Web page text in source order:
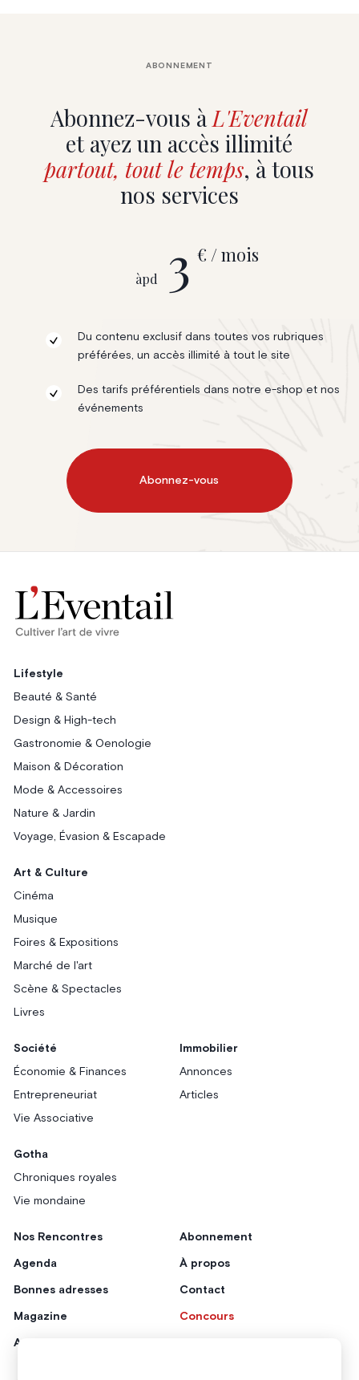
Abonnez-vous àL'Eventail
et ayez un accès illimité
partout, tout le temps, à tous
nos services
ABONNEMENT
àpd 3 € / mois
Du contenu exclusif dans toutes vos rubriques
préférées, un accès illimité à tout le site
Des tarifs préférentiels dans notre e-shop et nos
événements
Abonnez-vous
Lifestyle
Beauté & Santé
Design & High-tech
Gastronomie & Oenologie
Maison & Décoration
Mode & Accessoires
Nature & Jardin
Voyage, Évasion & Escapade
Art & Culture
Cinéma
Musique
Foires & Expositions
Marché de l'art
Scène & Spectacles
Livres
Société
Économie & Finances
Entrepreneuriat
Vie Associative
Immobilier
Annonces
Articles
Gotha
Chroniques royales
Vie mondaine
Nos Rencontres
Agenda
Bonnes adresses
Magazine
Annonceurs
Abonnement
À propos
Contact
Concours